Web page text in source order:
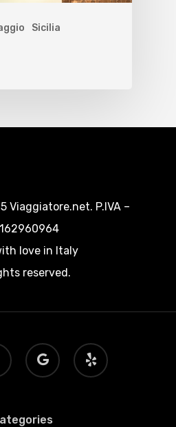
Sicilia
Viaggiatore.net. P.IVA –
love in Italy
reserved.
google-
plus
yelp